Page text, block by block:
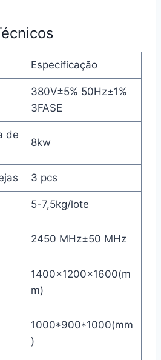
Especificação
380V±5% 50Hz±1%
3FASE
de
8kw
3 pcs
5-7,5kg/lote
2450 MHz±50 MHz
1400×1200×1600(m
m)
1000*900*1000(mm
)